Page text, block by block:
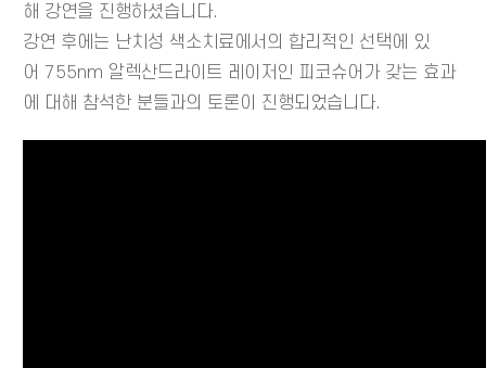
해 강연을 진행하셨습니다.
강연 후에는 난치성 색소치료에서의 합리적인 선택에 있
어 755nm 알렉산드라이트 레이저인 피코슈어가 갖는 효과
에 대해 참석한 분들과의 토론이 진행되었습니다.